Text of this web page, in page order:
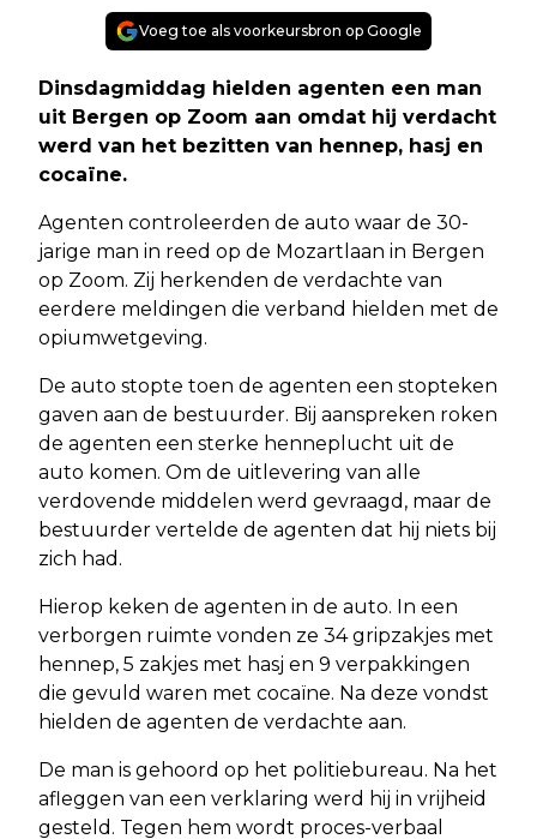
Voeg toe als voorkeursbron op Google
Dinsdagmiddag hielden agenten een man
uit Bergen op Zoom aan omdat hij verdacht
werd van het bezitten van hennep, hasj en
cocaïne.
Agenten controleerden de auto waar de 30-
jarige man in reed op de Mozartlaan in Bergen
op Zoom. Zij herkenden de verdachte van
eerdere meldingen die verband hielden met de
opiumwetgeving.
De auto stopte toen de agenten een stopteken
gaven aan de bestuurder. Bij aanspreken roken
de agenten een sterke henneplucht uit de
auto komen. Om de uitlevering van alle
verdovende middelen werd gevraagd, maar de
bestuurder vertelde de agenten dat hij niets bij
zich had.
Hierop keken de agenten in de auto. In een
verborgen ruimte vonden ze 34 gripzakjes met
hennep, 5 zakjes met hasj en 9 verpakkingen
die gevuld waren met cocaïne. Na deze vondst
hielden de agenten de verdachte aan.
De man is gehoord op het politiebureau. Na het
afleggen van een verklaring werd hij in vrijheid
gesteld. Tegen hem wordt proces-verbaal